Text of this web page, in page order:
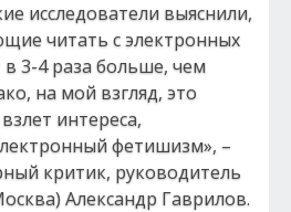
исследователи выяснили,
читать с электронных
3-4 раза больше, чем
на мой взгляд, это
интереса,
фетишизм», –
критик, руководитель
Александр Гаврилов.